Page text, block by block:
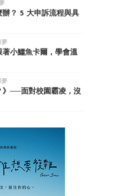
？ 5 大申訴流程與具
夢
小鱷魚卡爾，學會溫
夢
》──面對校園霸凌，沒